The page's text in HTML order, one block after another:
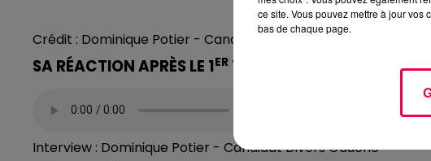
Crédit : Dominique Potier - Candidat Divers Gauche
SA RÉACTION APRÈS LE 1ER TOUR :
Interview : Dominique Potier - Candidat Divers Gauche
ce site. Vous pouvez mettre à jour vos
bas de chaque page.